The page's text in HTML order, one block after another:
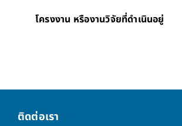
โครงงาน หรืองานวิจัยที่ดำเนินอยู่
ติดต่อเรา